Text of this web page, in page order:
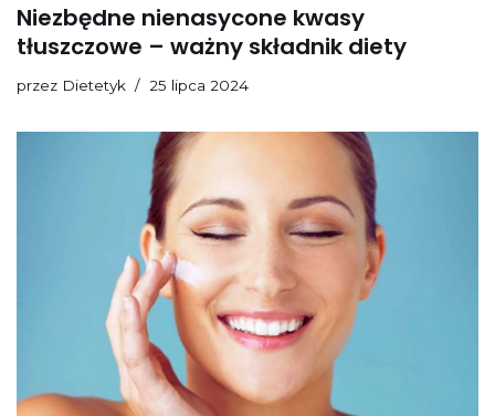
Niezbędne nienasycone kwasy
tłuszczowe – ważny składnik diety
przez Dietetyk 25 lipca 2024